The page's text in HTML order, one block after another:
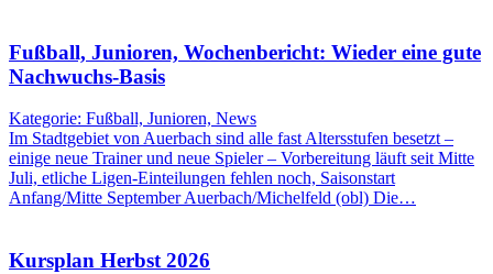
Fußball, Junioren, Wochenbericht: Wieder eine gute
Nachwuchs-Basis
Kategorie: Fußball, Junioren, News
Im Stadtgebiet von Auerbach sind alle fast Altersstufen besetzt –
einige neue Trainer und neue Spieler – Vorbereitung läuft seit Mitte
Juli, etliche Ligen-Einteilungen fehlen noch, Saisonstart
Anfang/Mitte September Auerbach/Michelfeld (obl) Die…
Kursplan Herbst 2026